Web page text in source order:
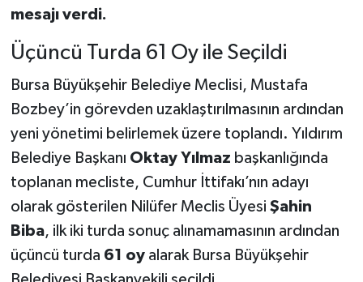
mesajı verdi.
Üçüncü Turda 61 Oy ile Seçildi
Bursa Büyükşehir Belediye Meclisi, Mustafa
Bozbey’in görevden uzaklaştırılmasının ardından
yeni yönetimi belirlemek üzere toplandı. Yıldırım
Belediye Başkanı Oktay Yılmaz başkanlığında
toplanan mecliste, Cumhur İttifakı’nın adayı
olarak gösterilen Nilüfer Meclis Üyesi Şahin
Biba, ilk iki turda sonuç alınamamasının ardından
üçüncü turda 61 oyalarak Bursa Büyükşehir